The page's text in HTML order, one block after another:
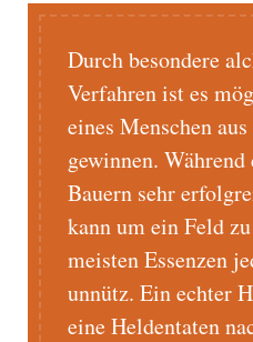
Durch besondere
Verfahren ist es
eines Menschen
gewinnen. Während
Bauern sehr
kann um ein Feld
meisten Essenzen
unnütz. Ein echter
eine Heldentaten